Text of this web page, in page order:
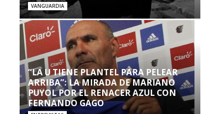
VANGUARDIA
“LA U TIENE PLANTEL PARA PELEAR
ARRIBA”: LA MIRADA DE MARIANO
PUYOL POR EL RENACER AZUL CON
FERNANDO GAGO